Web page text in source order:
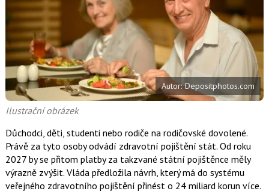
e
t
e
a
F
b
o
o
k
e
a
í
t
i
X
Autor: Depositphotos.com
Ilustrační obrázek
Důchodci, děti, studenti nebo rodiče na rodičovské dovolené.
Právě za tyto osoby odvádí zdravotní pojištění stát. Od roku
2027 by se přitom platby za takzvané státní pojištěnce měly
výrazně zvýšit. Vláda předložila návrh, který má do systému
veřejného zdravotního pojištění přinést o 24 miliard korun více.